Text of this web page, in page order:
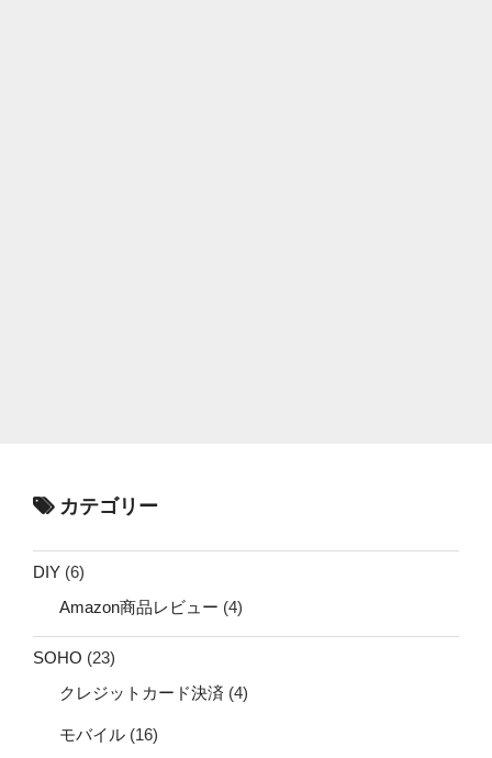
カテゴリー
DIY (6)
Amazon商品レビュー (4)
SOHO (23)
クレジットカード決済 (4)
モバイル (16)